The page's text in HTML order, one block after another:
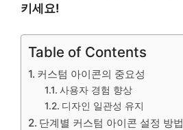
키세요!
Table of Contents
커스텀 아이콘의 중요성
사용자 경험 향상
디자인 일관성 유지
단계별 커스텀 아이콘 설정 방법